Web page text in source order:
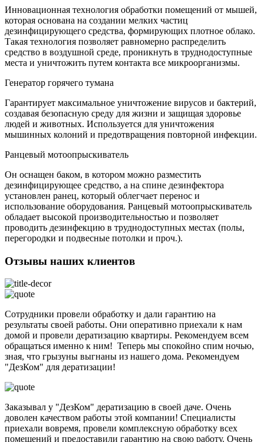
Инновационная технология обработки помещений от мышей,
которая основана на создании мелких частиц
дезинфицирующего средства, формирующих плотное облако.
Такая технология позволяет равномерно распределить
средство в воздушной среде, проникнуть в труднодоступные
места и уничтожить путем контакта все микроорганизмы.
Генератор горячего тумана
Гарантирует максимальное уничтожение вирусов и бактерий,
создавая безопасную среду для жизни и защищая здоровье
людей и животных. Используется для уничтожения
мышинных колоний и предотвращения повторной инфекции.
Ранцевый мотоопрыскиватель
Он оснащен баком, в котором можно разместить
дезинфицирующее средство, а на спине дезинфектора
установлен ранец, который облегчает перенос и
использование оборудования. Ранцевый мотоопрыскиватель
обладает высокой производительностью и позволяет
проводить дезинфекцию в труднодоступных местах (полы,
перегородки и подвесные потолки и проч.).
Отзывы наших клиентов
Сотрудники провели обработку и дали гарантию на
результаты своей работы. Они оперативно приехали к нам
домой и провели дератизацию квартиры. Рекомендуем всем
обращаться именно к ним! Теперь мы спокойно спим ночью,
зная, что грызуны выгнаны из нашего дома. Рекомендуем
"ДезКом" для дератизации!
Заказывал у "ДезКом" дератизацию в своей даче. Очень
доволен качеством работы этой компании! Специалисты
приехали вовремя, провели комплексную обработку всех
помещений и предоставили гарантию на свою работу. Очень